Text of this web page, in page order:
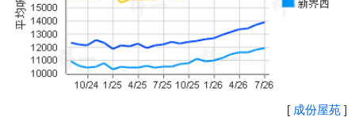
[ 成份屋苑 ]